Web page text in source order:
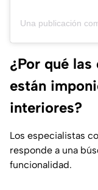
¿Por qué
están
interiores?
Los especialistas
responde a una
funcionalidad.